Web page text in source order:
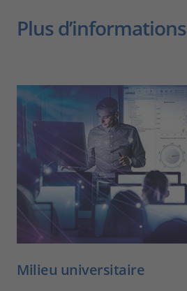
Plus d’informations
Milieu universitaire